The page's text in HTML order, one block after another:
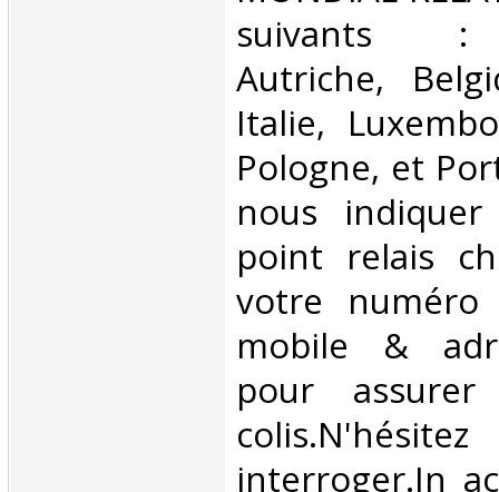
suivants :
Autriche,
Italie,
Pologne, et
nous
point relais
votre numéro
mobile &
pour
interroger.In